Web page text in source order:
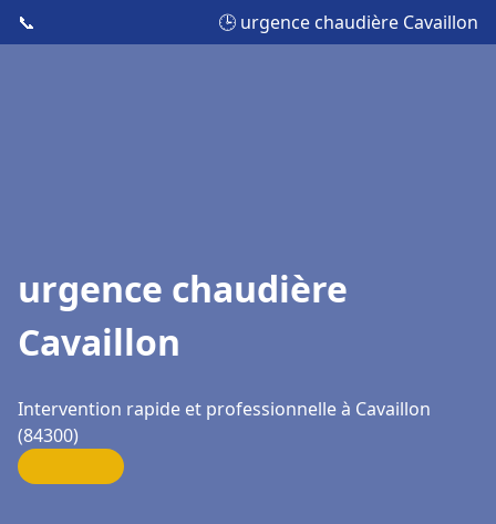
📞 🕒 urgence chaudière Cavaillon
urgence chaudière
Cavaillon
Intervention rapide et professionnelle à Cavaillon
(84300)